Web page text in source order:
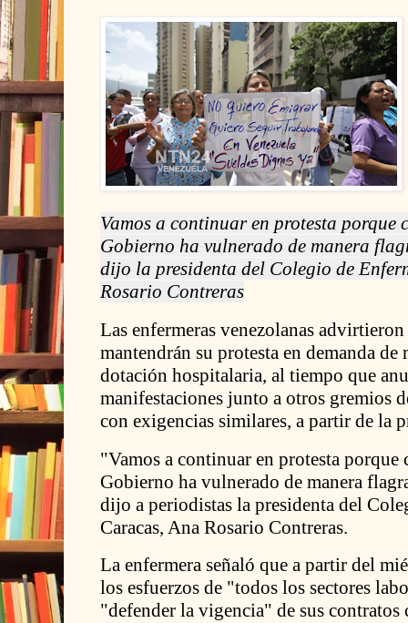
Vamos a continuar en protesta porque
Gobierno ha vulnerado de manera
dijo la presidenta del Colegio de
Rosario Contreras
Las enfermeras venezolanas
mantendrán su protesta en demanda de
dotación hospitalaria, al tiempo que
manifestaciones junto a otros gremios
con exigencias similares, a partir de la
"Vamos a continuar en protesta porque
Gobierno ha vulnerado de manera
dijo a periodistas la presidenta del
Caracas, Ana Rosario Contreras.
La enfermera señaló que a partir del
los esfuerzos de "todos los sectores
"defender la vigencia" de sus contratos